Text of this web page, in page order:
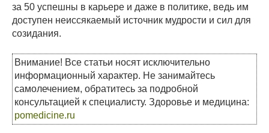
за 50 успешны в карьере и даже в политике, ведь им
доступен неиссякаемый источник мудрости и сил для
созидания.
Внимание! Все статьи носят исключительно
информационный характер. Не занимайтесь
самолечением, обратитесь за подробной
консультацией к специалисту. Здоровье и медицина:
pomedicine.ru